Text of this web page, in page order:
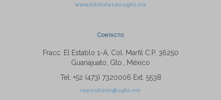
www.bibliotecas.ugto.mx
Contacto
Fracc. El Establo 1-A, Col. Marfil C.P. 36250
Guanajuato, Gto., México
Tel: +52 (473) 7320006 Ext. 5538
repositorio@ugto.mx